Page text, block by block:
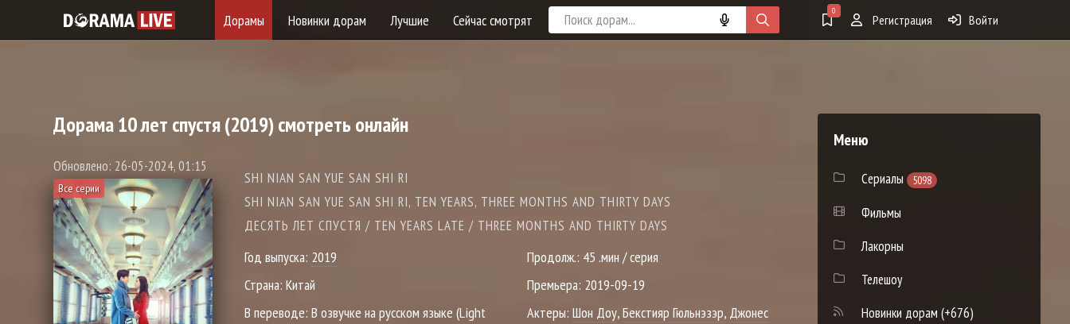
Дорамы Новинки дорам Лучшие Сейчас смотрят 0
Регистрация Войти
Дорама10 лет спустя(2019) смотреть онлайн
Обновлено: 26-05-2024, 01:15
Все серии
SHI NIAN SAN YUE SAN SHI RI
SHI NIAN SAN YUE SAN SHI RI, TEN YEARS, THREE MONTHS AND THIRTY DAYS
ДЕСЯТЬ ЛЕТ СПУСТЯ / TEN YEARS LATE / THREE MONTHS AND THIRTY DAYS
Год выпуска: 2019
Страна: Китай
В переводе: В озвучке на русском языке (Light
Продолж.: 45 .мин / серия
Премьера: 2019-09-19
Актеры: Шон Доу,Бекстияр Гюльнэзэр, Джонес
Меню
Сериалы 5098
Фильмы
Лакорны
Телешоу
Новинки дорам (+676)